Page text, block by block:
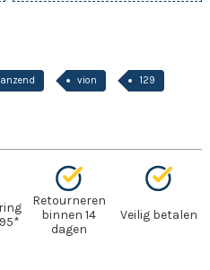
vion 129
Retourneren
binnen 14
dagen
Veilig betalen